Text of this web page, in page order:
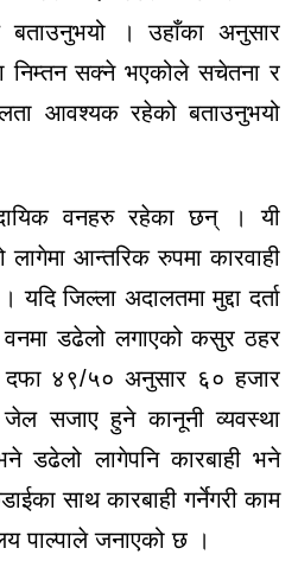
। उहाँका अनुसार
निम्तन सक्ने भएकोले सचेतना र
आवश्यक रहेको बताउनुभयो
वनहरु रहेका छन् । यी
आन्तरिक रुपमा कारवाही
यदि जिल्ला अदालतमा मुद्दा दर्ता
वनमा डढेलो लगाएको कसुर ठहर
४९/५० अनुसार ६० हजार
जेल सजाए हुने कानूनी व्यवस्था
डढेलो लागेपनि कारबाही भने
साथ कारबाही गर्नेगरी काम
पाल्पाले जनाएको छ ।